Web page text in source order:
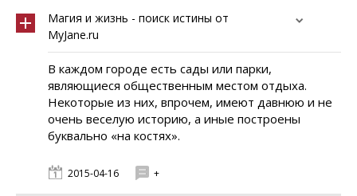
Магия и жизнь - поиск истины от
MyJane.ru
В каждом городе есть сады или парки,
являющиеся общественным местом отдыха.
Некоторые из них, впрочем, имеют давнюю и не
очень веселую историю, а иные построены
буквально «на костях».
2015-04-16 +